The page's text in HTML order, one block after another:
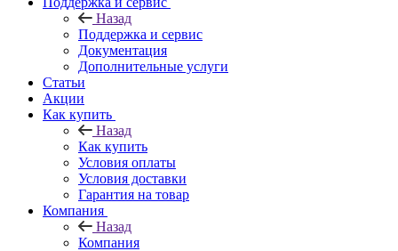
Назад
Поддержка и сервис
Документация
Дополнительные услуги
Статьи
Акции
Как купить
Назад
Как купить
Условия оплаты
Условия доставки
Гарантия на товар
Компания
Назад
Компания